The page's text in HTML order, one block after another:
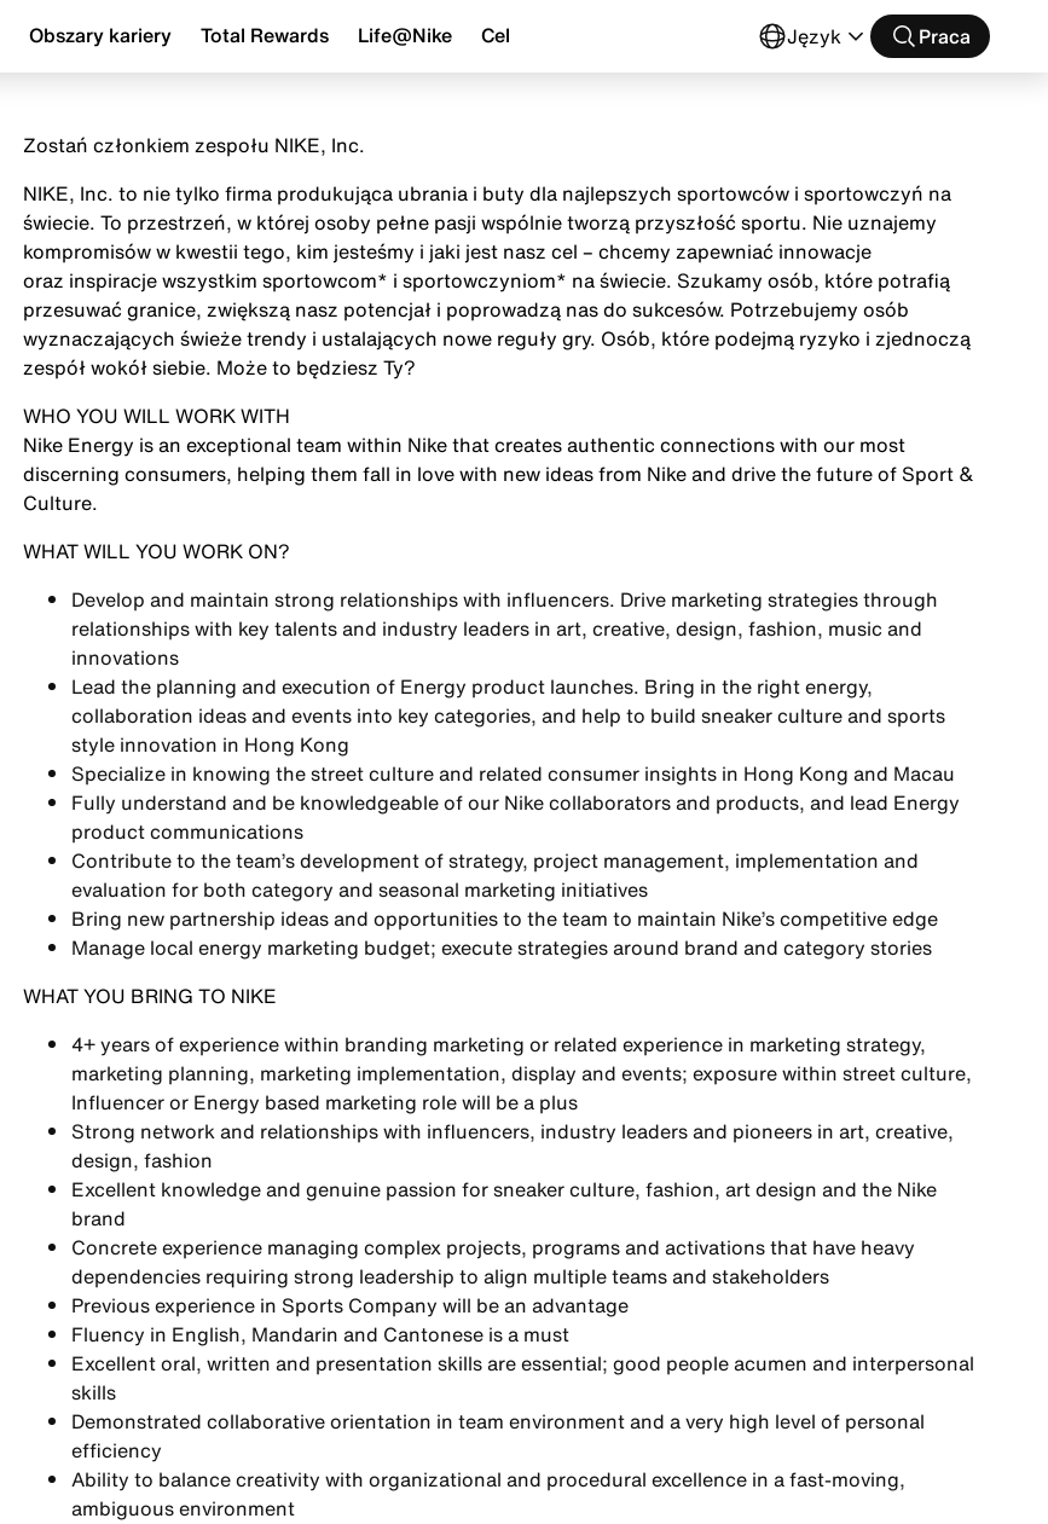
Obszary kariery Total Rewards Life@Nike Cel Język Praca
Zostań członkiem zespołu NIKE, Inc.
NIKE, Inc. to nie tylko firma produkująca ubrania i buty dla najlepszych sportowców i sportowczyń na
świecie. To przestrzeń, w której osoby pełne pasji wspólnie tworzą przyszłość sportu. Nie uznajemy
kompromisów w kwestii tego, kim jesteśmy i jaki jest nasz cel – chcemy zapewniać innowacje
oraz inspiracje wszystkim sportowcom* i sportowczyniom* na świecie. Szukamy osób, które potrafią
przesuwać granice, zwiększą nasz potencjał i poprowadzą nas do sukcesów. Potrzebujemy osób
wyznaczających świeże trendy i ustalających nowe reguły gry. Osób, które podejmą ryzyko i zjednoczą
zespół wokół siebie. Może to będziesz Ty?
WHO YOU WILL WORK WITH
Nike Energy is an exceptional team within Nike that creates authentic connections with our most
discerning consumers, helping them fall in love with new ideas from Nike and drive the future of Sport &
Culture.
WHAT WILL YOU WORK ON?
Develop and maintain strong relationships with influencers. Drive marketing strategies through
relationships with key talents and industry leaders in art, creative, design, fashion, music and
innovations
Lead the planning and execution of Energy product launches. Bring in the right energy,
collaboration ideas and events into key categories, and help to build sneaker culture and sports
style innovation in Hong Kong
Specialize in knowing the street culture and related consumer insights in Hong Kong and Macau
Fully understand and be knowledgeable of our Nike collaborators and products, and lead Energy
product communications
Contribute to the team’s development of strategy, project management, implementation and
evaluation for both category and seasonal marketing initiatives
Bring new partnership ideas and opportunities to the team to maintain Nike’s competitive edge
Manage local energy marketing budget; execute strategies around brand and category stories
WHAT YOU BRING TO NIKE
4+ years of experience within branding marketing or related experience in marketing strategy,
marketing planning, marketing implementation, display and events; exposure within street culture,
Influencer or Energy based marketing role will be a plus
Strong network and relationships with influencers, industry leaders and pioneers in art, creative,
design, fashion
Excellent knowledge and genuine passion for sneaker culture, fashion, art design and the Nike
brand
Concrete experience managing complex projects, programs and activations that have heavy
dependencies requiring strong leadership to align multiple teams and stakeholders
Previous experience in Sports Company will be an advantage
Fluency in English, Mandarin and Cantonese is a must
Excellent oral, written and presentation skills are essential; good people acumen and interpersonal
skills
Demonstrated collaborative orientation in team environment and a very high level of personal
efficiency
Ability to balance creativity with organizational and procedural excellence in a fast-moving,
ambiguous environment